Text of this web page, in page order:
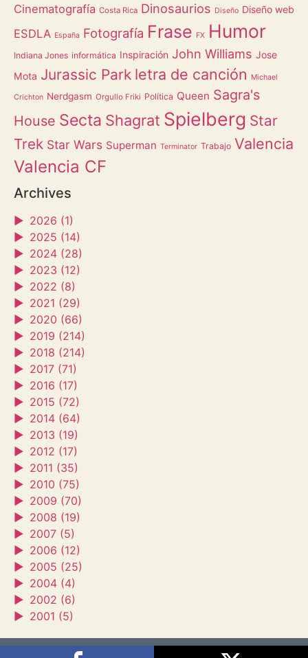
Cinematografía Costa Rica Dinosaurios Diseño Diseño web
ESDLA España Fotografía Frase FX Humor
Indiana Jones informática Inspiración John Williams Jose
Mota Jurassic Park letra de canción Michael
Crichton Nerdgasm Orgullo Friki Política Queen Sagra's
House Secta Shagrat Spielberg Star
Trek Star Wars Superman Terminator Trabajo Valencia
Valencia CF
Archives
► 2026 (1)
► 2025 (14)
► 2024 (28)
► 2023 (12)
► 2022 (8)
► 2021 (29)
► 2020 (66)
► 2019 (214)
► 2018 (214)
► 2017 (71)
► 2016 (17)
► 2015 (72)
► 2014 (64)
► 2013 (19)
► 2012 (17)
► 2011 (35)
► 2010 (75)
► 2009 (70)
► 2008 (19)
► 2007 (5)
► 2006 (12)
► 2005 (25)
► 2004 (4)
► 2002 (6)
► 2001 (5)